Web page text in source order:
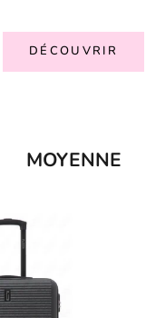
DÉCOUVRIR
MOYENNE